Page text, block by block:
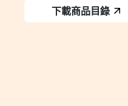
下載商品目錄